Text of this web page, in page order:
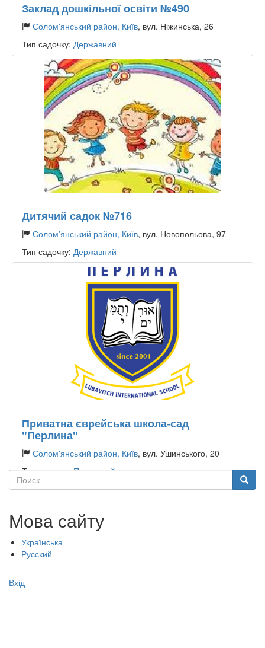
Заклад дошкільної освіти №490
Солом'янський район, Київ, вул. Ніжинська, 26
Тип садочку: Державний
Дитячий садок №716
Солом'янський район, Київ, вул. Новопольова, 97
Тип садочку: Державний
Приватна єврейська школа-сад
"Перлина"
Солом'янський район, Київ, вул. Ушинського, 20
Тип садочку:Приватний
Поиск Поиск
Мова сайту
Українська
Русский
Меню
записи
Вхід